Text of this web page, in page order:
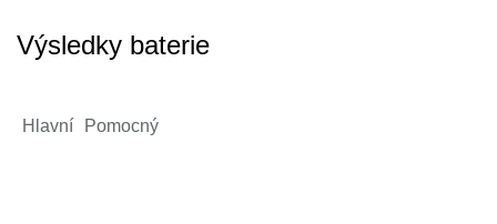
Výsledky baterie
Hlavní Pomocný